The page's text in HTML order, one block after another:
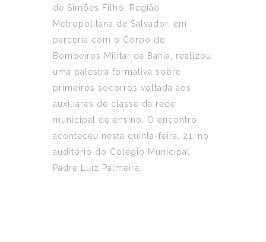
de Simões Filho, Região
Metropolitana de Salvador, em
parceria com o Corpo de
Bombeiros Militar da Bahia, realizou
uma palestra formativa sobre
primeiros socorros voltada aos
auxiliares de classe da rede
municipal de ensino. O encontro
aconteceu nesta quinta-feira, 21, no
auditório do Colégio Municipal
Padre Luiz Palmeira.